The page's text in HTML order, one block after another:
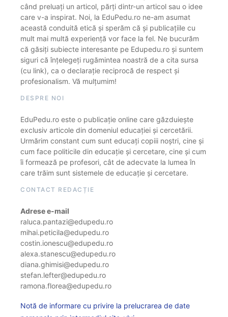
când preluați un articol, părți dintr-un articol sau o idee
care v-a inspirat. Noi, la EduPedu.ro ne-am asumat
această conduită etică și sperăm că și publicațiile cu
mult mai multă experiență vor face la fel. Ne bucurăm
că găsiți subiecte interesante pe Edupedu.ro și suntem
siguri că înțelegeți rugămintea noastră de a cita sursa
(cu link), ca o declarație reciprocă de respect și
profesionalism. Vă mulțumim!
DESPRE NOI
EduPedu.ro este o publicație online care găzduiește
exclusiv articole din domeniul educației și cercetării.
Urmărim constant cum sunt educați copiii noștri, cine și
cum face politicile din educație și cercetare, cine și cum
îi formează pe profesori, cât de adecvate la lumea în
care trăim sunt sistemele de educație și cercetare.
CONTACT REDACȚIE
Adrese e-mail
raluca.pantazi@edupedu.ro
mihai.peticila@edupedu.ro
costin.ionescu@edupedu.ro
alexa.stanescu@edupedu.ro
diana.ghimisi@edupedu.ro
stefan.lefter@edupedu.ro
ramona.florea@edupedu.ro
Notă de informare cu privire la prelucrarea de date